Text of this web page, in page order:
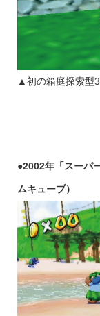
▲初の箱庭探索型
●2002年「スーパ
ムキューブ）